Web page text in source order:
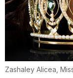
Zashaley Alicea,